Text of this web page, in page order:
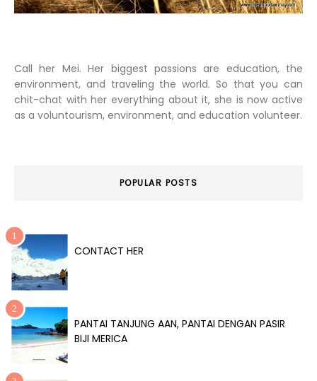
Call her Mei. Her biggest passions are education, the
environment, and traveling the world. So that you can
chit-chat with her everything about it, she is now active
as a voluntourism, environment, and education volunteer.
POPULAR POSTS
CONTACT HER
PANTAI TANJUNG AAN, PANTAI DENGAN PASIR
BIJI MERICA